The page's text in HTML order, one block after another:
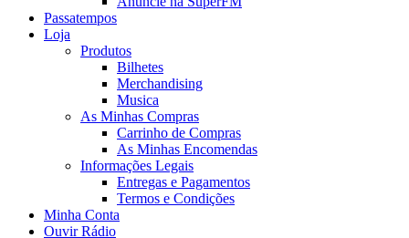
Passatempos
Loja
Produtos
Bilhetes
Merchandising
Musica
As Minhas Compras
Carrinho de Compras
As Minhas Encomendas
Informações Legais
Entregas e Pagamentos
Termos e Condições
Minha Conta
Ouvir Rádio